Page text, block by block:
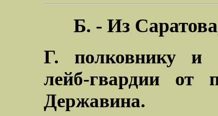
Б. - Из
Г. полковнику и
лейб-гвардии от
Державина.